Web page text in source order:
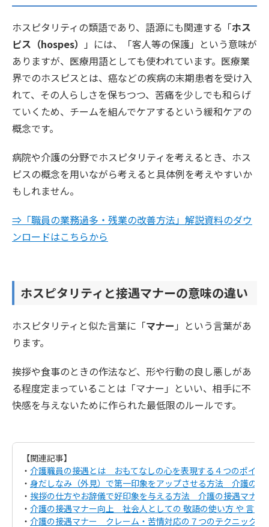
ホスピタリティの類語であり、語源にも関連する「ホス
ピス（hospes）
」には、「客人等の保護」という意味が
ありますが、医療用語としても使われています。医療業
界でのホスピスとは、癌などの疾病の末期患者を受け入
れて、その人らしさを保ちつつ、苦痛を少しでも和らげ
ていくため、チームを組んでケアするという緩和ケアの
概念です。
病院や介護の分野でホスピタリティを考えるとき、ホス
ピスの概念を用いながら考えると具体例を考えやすいか
もしれません。
⇒「職員の業務過多・残業の改善方法」解説資料のダウ
ンロードはこちらから
ホスピタリティと接遇マナーの意味の違い
ホスピタリティと似た言葉に「マナー 」という言葉があ
ります。
挨拶や食事のときの作法など、形や行動の良し悪しがあ
る程度定まっていることは「マナー」といい、相手に不
快感を与えないために作られた最低限のルールです。
【関連記事】
・ 介護職員の接遇とは おもてなしの心を表現する４つのポイン
・ 身だしなみ（外見）で第一印象をアップさせる方法 介護の接
・ 挨拶の仕方やお辞儀で好印象を与える方法 介護の接遇マナー
・ 介護の接遇マナー向上 社会人としての 敬語の使い方 や 言葉
・ 介護の接遇マナー クレーム・苦情対応の７つのテクニックと